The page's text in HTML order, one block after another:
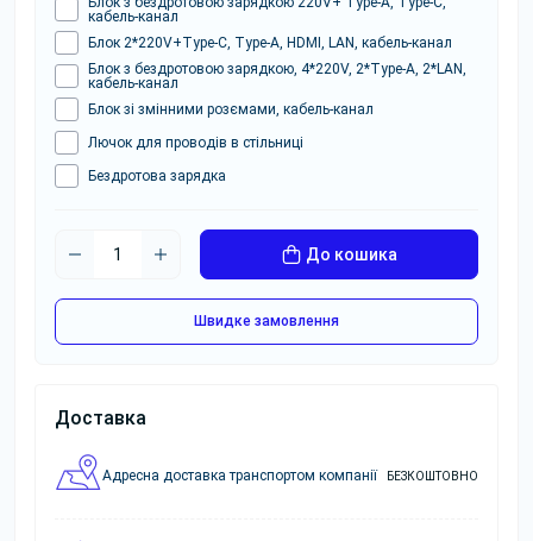
кабель-канал
Блок 2*220V+Type-C, Type-A, HDMI, LAN, кабель-канал
Блок з бездротовою зарядкою, 4*220V, 2*Type-A, 2*LAN,
кабель-канал
Блок зі змінними розємами, кабель-канал
Лючок для проводів в стільниці
Бездротова зарядка
До кошика
Швидке замовлення
Доставка
Адресна доставка транспортом компанії БЕЗКОШТОВНО